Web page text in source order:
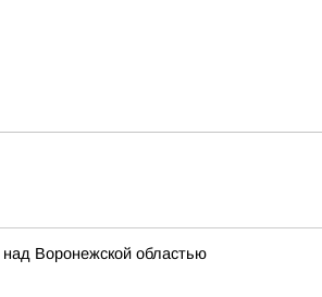
Воронежской областью